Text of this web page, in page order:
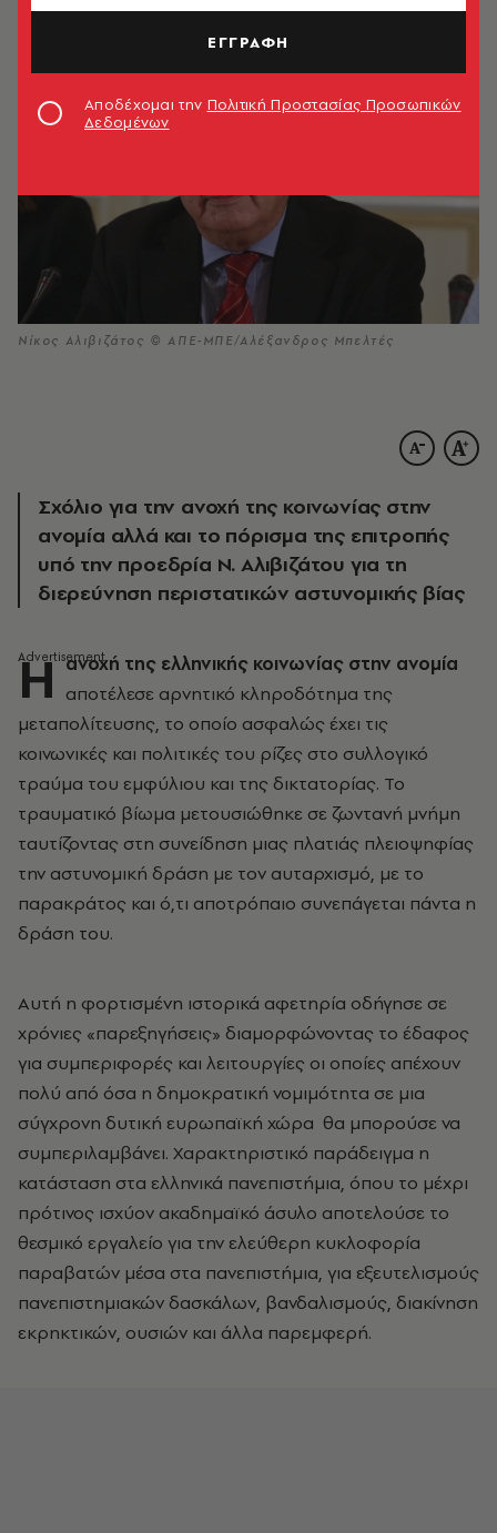
Νίκος Αλιβιζάτος © ΑΠΕ-ΜΠΕ/Αλέξανδρος Μπελτές
Σχόλιο για την ανοχή της κοινωνίας στην
ανομία αλλά και το πόρισμα της επιτροπής
υπό την προεδρία Ν. Αλιβιζάτου για τη
διερεύνηση περιστατικών αστυνομικής βίας
Η ανοχή της ελληνικής κοινωνίας στην ανομία
αποτέλεσε αρνητικό κληροδότημα της
μεταπολίτευσης, το οποίο ασφαλώς έχει τις
κοινωνικές και πολιτικές του ρίζες στο συλλογικό
τραύμα του εμφύλιου και της δικτατορίας. Το
τραυματικό βίωμα μετουσιώθηκε σε ζωντανή μνήμη
ταυτίζοντας στη συνείδηση μιας πλατιάς πλειοψηφίας
την αστυνομική δράση με τον αυταρχισμό, με το
παρακράτος και ό,τι αποτρόπαιο συνεπάγεται πάντα η
δράση του.
Αυτή η φορτισμένη ιστορικά αφετηρία οδήγησε σε
χρόνιες «παρεξηγήσεις» διαμορφώνοντας το έδαφος
για συμπεριφορές και λειτουργίες οι οποίες απέχουν
πολύ από όσα η δημοκρατική νομιμότητα σε μια
σύγχρονη δυτική ευρωπαϊκή χώρα θα μπορούσε να
συμπεριλαμβάνει. Χαρακτηριστικό παράδειγμα η
κατάσταση στα ελληνικά πανεπιστήμια, όπου το μέχρι
πρότινος ισχύον ακαδημαϊκό άσυλο αποτελούσε το
θεσμικό εργαλείο για την ελεύθερη κυκλοφορία
παραβατών μέσα στα πανεπιστήμια, για εξευτελισμούς
πανεπιστημιακών δασκάλων, βανδαλισμούς, διακίνηση
εκρηκτικών, ουσιών και άλλα παρεμφερή.
ΕΓΓΡΑΦΗ
Αποδέχομαι την Πολιτική Προστασίας Προσωπικών
Δεδομένων